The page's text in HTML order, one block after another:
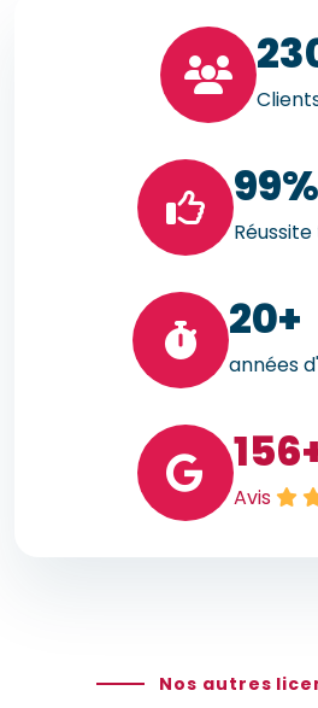
23
99
20+
années
156
Avis
Nos autres